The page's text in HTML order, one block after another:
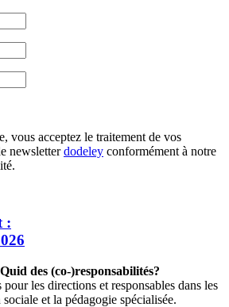
vous acceptez le traitement de vos
newsletterdodeley conformément à notre
:
des (co-)responsabilités?
les directions et responsables dans les
et la pédagogie spécialisée.